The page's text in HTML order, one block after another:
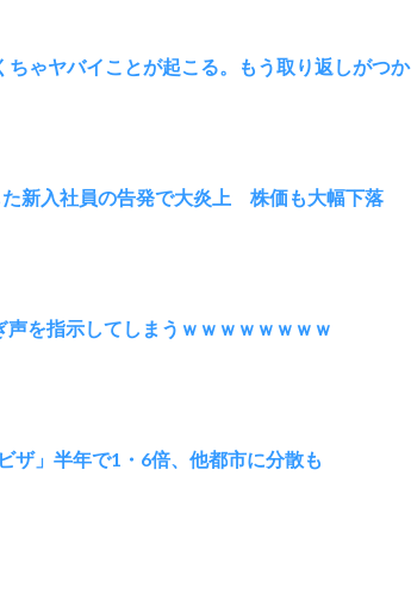
ちゃヤバイことが起こる。もう取り返しがつか
た新入社員の告発で大炎上 株価も大幅下落
声を指示してしまうｗｗｗｗｗｗｗｗ
」半年で1・6倍、他都市に分散も